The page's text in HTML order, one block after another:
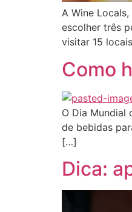
A Wine
escolher três
visitar 15
Como
O Dia Mundial
de bebidas
[…]
Dica: